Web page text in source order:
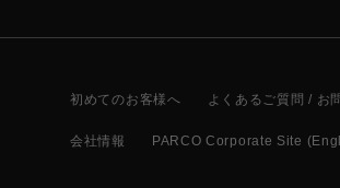
初めてのお客様へ よくあるご質問 / お
会社情報 PARCO Corporate Site